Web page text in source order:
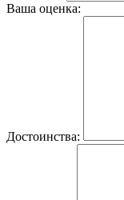
Ваша оценка:
Достоинства: